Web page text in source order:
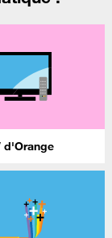
d'Orange